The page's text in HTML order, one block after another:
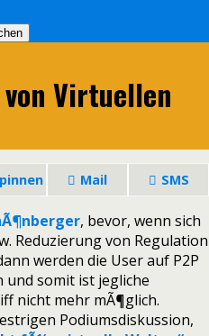
Virtuellen
Mail SMS
, bevor, wenn sich
Reduzierung von Regulation
werden die User auf P2P
somit ist jegliche
nicht mehr mÃ¶glich.
Podiumsdiskussion,